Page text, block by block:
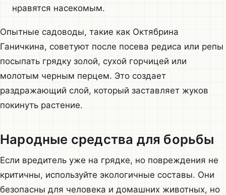
нравятся насекомым.
Опытные садоводы, такие как Октябрина
Ганичкина, советуют после посева редиса или репы
посыпать грядку золой, сухой горчицей или
молотым черным перцем. Это создает
раздражающий слой, который заставляет жуков
покинуть растение.
Народные средства для борьбы
Если вредитель уже на грядке, но повреждения не
критичны, используйте экологичные составы. Они
безопасны для человека и домашних животных, но